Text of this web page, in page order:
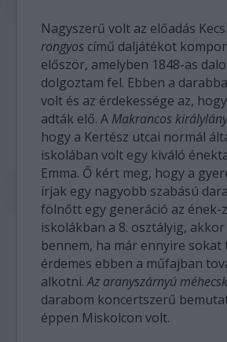
Nagyszerű volt az előadás
rongyos című daljátékot
először, amelyben 1848-as
dolgoztam fel. Ebben a
volt és az érdekessége az,
adták elő. A Makrancos
hogy a Kertész utcai normál
iskolában volt egy kiváló
Emma. Ő kért meg, hogy a
írjak egy nagyobb szabású
fölnőtt egy generáció az ének-
iskolákban a 8. osztályig,
bennem, ha már ennyire sokat
érdemes ebben a műfajban
alkotni.Az aranyszárnyú
darabom koncertszerű
éppen Miskolcon volt.